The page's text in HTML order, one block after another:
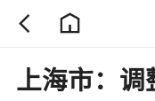
上海市：